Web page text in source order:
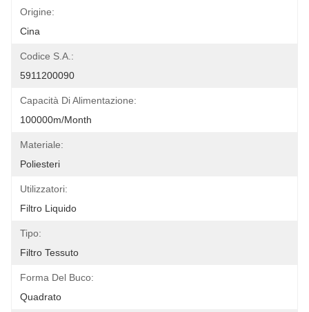
Origine:
Cina
Codice S.A.:
5911200090
Capacità Di Alimentazione:
100000m/Month
Materiale:
Poliesteri
Utilizzatori:
Filtro Liquido
Tipo:
Filtro Tessuto
Forma Del Buco:
Quadrato